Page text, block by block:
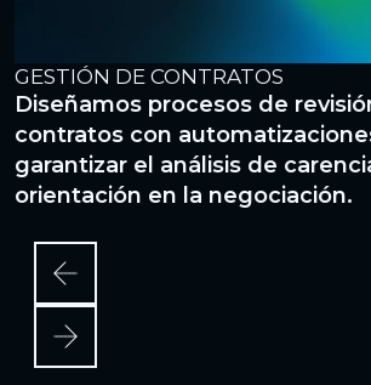
GESTIÓN DE CONTRATOS
Diseñamos procesos de
contratos con
garantizar el análisis de
orientación en la negociación.